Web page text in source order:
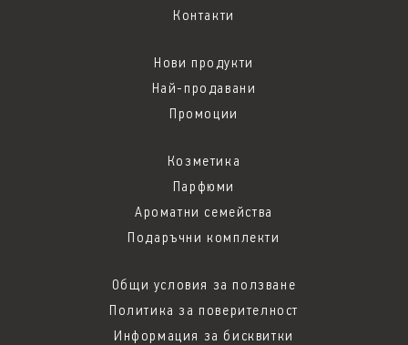
Контакти
Нови продукти
Най-продавани
Промоции
Козметика
Парфюми
Ароматни семейства
Подаръчни комплекти
Общи условия за ползване
Политика за поверителност
Информация за бисквитки